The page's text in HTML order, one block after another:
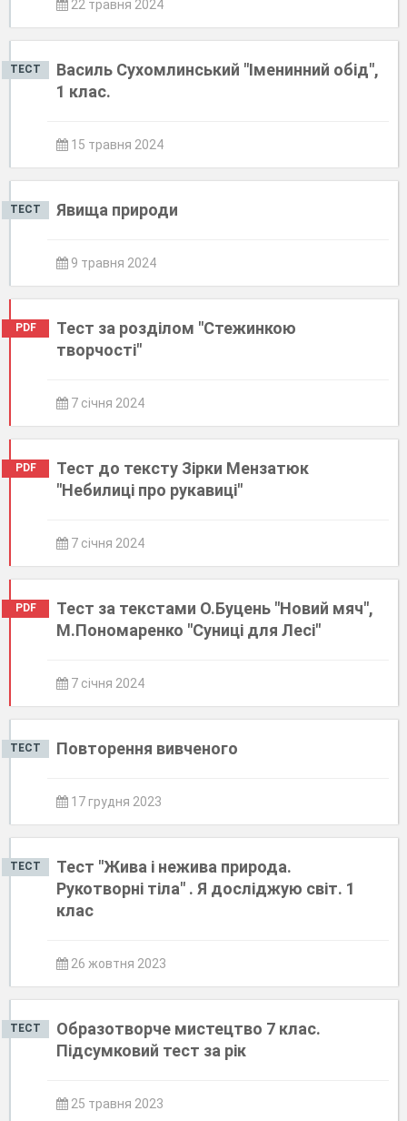
22 травня 2024
ТЕСТ
Василь Сухомлинський "Іменинний обід",
1 клас.
15 травня 2024
ТЕСТ Явища природи
9 травня 2024
PDF
Тест за розділом "Стежинкою
творчості"
7 січня 2024
PDF
Тест до тексту Зірки Мензатюк
"Небилиці про рукавиці"
7 січня 2024
PDF
Тест за текстами О.Буцень "Новий мяч",
М.Пономаренко "Суниці для Лесі"
7 січня 2024
ТЕСТ Повторення вивченого
17 грудня 2023
ТЕСТ
Тест "Жива і нежива природа.
Рукотворні тіла" . Я досліджую світ. 1
клас
26 жовтня 2023
ТЕСТ
Образотворче мистецтво 7 клас.
Підсумковий тест за рік
25 травня 2023